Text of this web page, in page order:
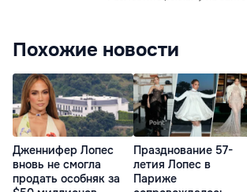
Похожие новости
Дженнифер Лопес
вновь не смогла
продать особняк за
Празднование 57-
летия Лопес в
Париже